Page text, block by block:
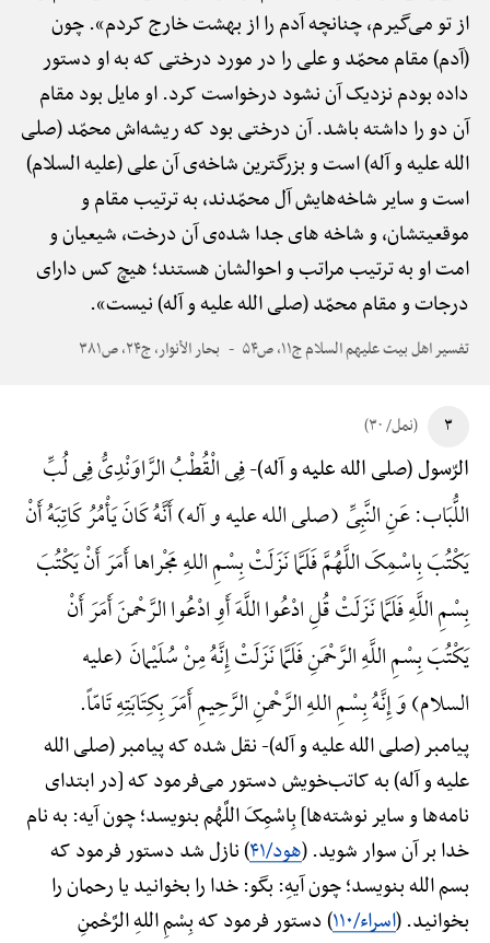
از تو می‌گیرم، چنانچه آدم را از بهشت خارج کردم». چون
(آدم) مقام محمّد و علی را در مورد درختی که به او دستور
داده بودم نزدیک آن نشود درخواست کرد. او مایل بود مقام
آن دو را داشته باشد. آن درختی بود که ریشه‌اش محمّد (صلی
الله علیه و آله) است و بزرگترین شاخه‌ی آن علی (علیه السلام)
است و سایر شاخه‌هایش آل محمّدند، به ترتیب مقام و
موقعیتشان، و شاخه های جدا شده‌ی آن درخت، شیعیان و
امت او به ترتیب مراتب و احوالشان هستند؛ هیچ کس دارای
درجات و مقام محمّد (صلی الله علیه و آله) نیست».
تفسیر اهل بیت علیهم السلام ج۱۱، ص۵۴ بحار الأنوار، ج۲۴، ص۳۸۱
۳ (نمل/ ۳۰)
الرّسول (صلی الله علیه و آله)-فِی الْقُطْبُ الرَّاوَنْدِیُّ فِی لُبِّ
اللُّبَاب: عَنِ النَّبِیِّ (صلی الله علیه و آله) أَنَّهُ کَانَ یَأْمُرُ کَاتِبَهُ أَنْ
یَکْتُبَ بِاسْمِکَ اللَّهُمَّ فَلَمَّا نَزَلَتْ بِسْمِ اللهِ مَجْراها أَمَرَ أَنْ یَکْتُبَ
بِسْمِ اللَّهِ فَلَمَّا نَزَلَتْ قُلِ ادْعُوا اللَّهَ أَوِ ادْعُوا الرَّحْمنَ أَمَرَ أَنْ
یَکْتُبَ بِسْمِ اللَّهِ الرَّحْمَنِ فَلَمَّا نَزَلَتْ إِنَّهُ مِنْ سُلَیْمانَ (علیه
السلام) وَ إِنَّهُ بِسْمِ اللهِ الرَّحْمنِ الرَّحِیمِ أَمَرَ بِکِتَابَتِهِ تَامّاً.
پیامبر (صلی الله علیه و آله)-نقل شده که پیامبر (صلی الله
علیه و آله) به کاتب‌خویش دستور می‌فرمود که [در ابتدای
نامه‌ها و سایر نوشته‌ها] بِاسْمِکَ اللَّهُم بنویسد؛ چون آیه: به نام
خدا بر آن سوار شوید. (هود/۴۱ ) نازل شد دستور فرمود که
بسم الله بنویسد؛ چون آیه‌ِ: بگو: خدا را بخوانید یا رحمان را
بخوانید. (اسراء/۱۱۰
) دستور فرمود که بِسْمِ اللهِ الرَّحْمنِ